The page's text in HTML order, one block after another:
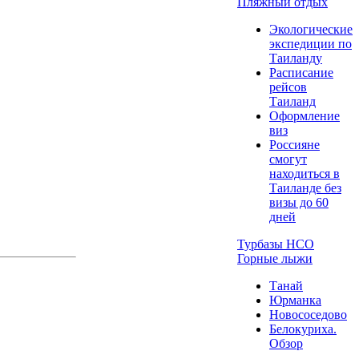
Экологические
экспедиции по
Таиланду
Расписание
рейсов
Таиланд
Оформление
виз
Россияне
смогут
находиться в
Таиланде без
визы до 60
дней
Турбазы НСО
Горные лыжи
Танай
Юрманка
Новососедово
Белокуриха.
Обзор